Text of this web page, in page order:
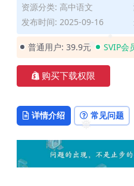
❅
❅
资源分类: 高中语文
发布时间: 2025-09-16
普通用户: 39.9元 SVIP会
购买下载权限
详情介绍 常见问题